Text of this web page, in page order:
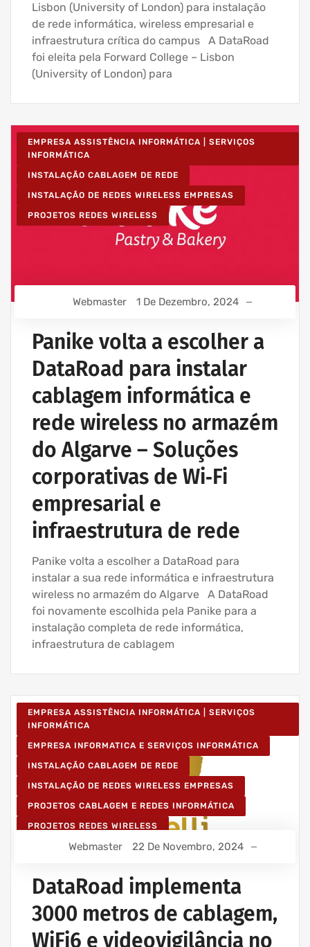
Lisbon (University of London) para instalação
de rede informática, wireless empresarial e
infraestrutura crítica do campus A DataRoad
foi eleita pela Forward College – Lisbon
(University of London) para
EMPRESA ASSISTÊNCIA INFORMÁTICA | SERVIÇOS
INFORMÁTICA
INSTALAÇÃO CABLAGEM DE REDE
INSTALAÇÃO DE REDES WIRELESS EMPRESAS
PROJETOS REDES WIRELESS
Webmaster 1 De Dezembro, 2024
Panike volta a escolher a
DataRoad para instalar
cablagem informática e
rede wireless no armazém
do Algarve – Soluções
corporativas de Wi‑Fi
empresarial e
infraestrutura de rede
Panike volta a escolher a DataRoad para
instalar a sua rede informática e infraestrutura
wireless no armazém do Algarve A DataRoad
foi novamente escolhida pela Panike para a
instalação completa de rede informática,
infraestrutura de cablagem
EMPRESA ASSISTÊNCIA INFORMÁTICA | SERVIÇOS
INFORMÁTICA
EMPRESA INFORMATICA E SERVIÇOS INFORMÁTICA
INSTALAÇÃO CABLAGEM DE REDE
INSTALAÇÃO DE REDES WIRELESS EMPRESAS
PROJETOS CABLAGEM E REDES INFORMÁTICA
PROJETOS REDES WIRELESS
REDE ESTRUTURADA INFORMÁTICA
Webmaster 22 De Novembro, 2024
DataRoad implementa
3000 metros de cablagem,
WiFi6 e videovigilância no